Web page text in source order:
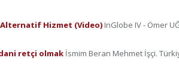
Alternatif Hizmet (Video) InGlobe IV - Ömer
retçi olmak İsmim Beran Mehmet İşçi.